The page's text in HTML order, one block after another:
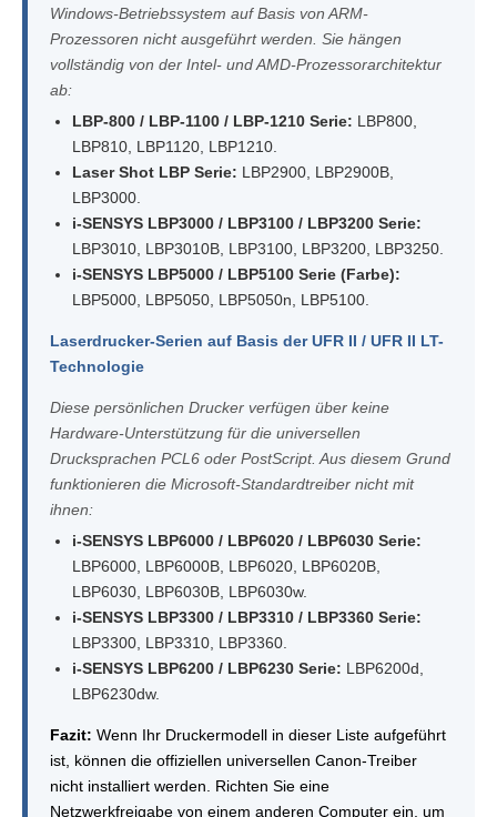
Windows-Betriebssystem auf Basis von ARM-
Prozessoren nicht ausgeführt werden. Sie hängen
vollständig von der Intel- und AMD-Prozessorarchitektur
ab:
LBP-800 / LBP-1100 / LBP-1210 Serie: LBP800,
LBP810, LBP1120, LBP1210.
Laser Shot LBP Serie: LBP2900, LBP2900B,
LBP3000.
i-SENSYS LBP3000 / LBP3100 / LBP3200 Serie:
LBP3010, LBP3010B, LBP3100, LBP3200, LBP3250.
i-SENSYS LBP5000 / LBP5100 Serie (Farbe):
LBP5000, LBP5050, LBP5050n, LBP5100.
Laserdrucker-Serien auf Basis der UFR II / UFR II LT-
Technologie
Diese persönlichen Drucker verfügen über keine
Hardware-Unterstützung für die universellen
Drucksprachen PCL6 oder PostScript. Aus diesem Grund
funktionieren die Microsoft-Standardtreiber nicht mit
ihnen:
i-SENSYS LBP6000 / LBP6020 / LBP6030 Serie:
LBP6000, LBP6000B, LBP6020, LBP6020B,
LBP6030, LBP6030B, LBP6030w.
i-SENSYS LBP3300 / LBP3310 / LBP3360 Serie:
LBP3300, LBP3310, LBP3360.
i-SENSYS LBP6200 / LBP6230 Serie: LBP6200d,
LBP6230dw.
Fazit: Wenn Ihr Druckermodell in dieser Liste aufgeführt
ist, können die offiziellen universellen Canon-Treiber
nicht installiert werden. Richten Sie eine
Netzwerkfreigabe von einem anderen Computer ein, um